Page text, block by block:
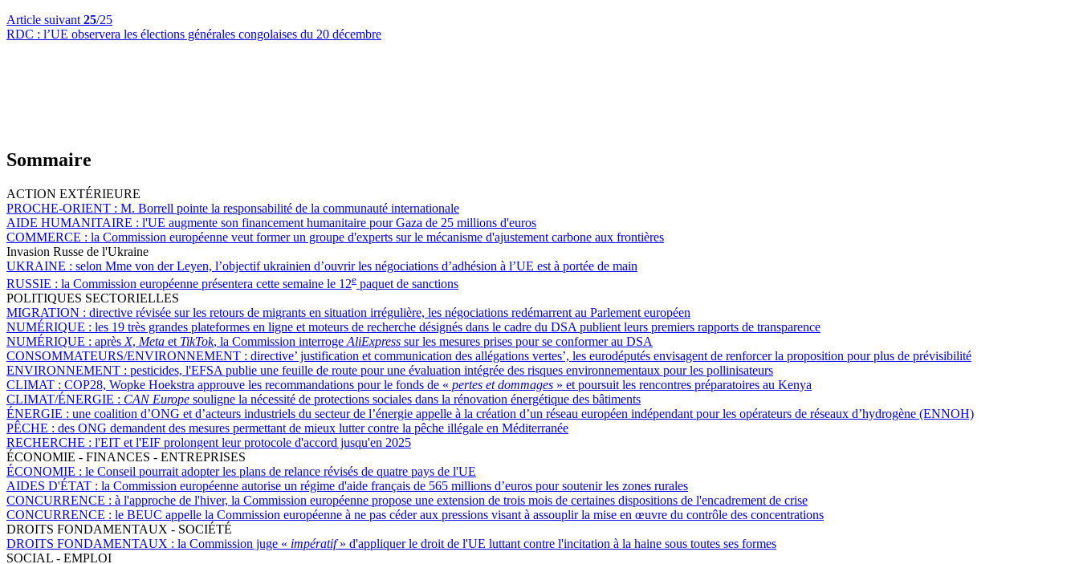
Article suivant 25/25
RDC : l’UE observera les élections générales congolaises du 20 décembre
Sommaire
ACTION EXTÉRIEURE
PROCHE-ORIENT : M. Borrell pointe la responsabilité de la communauté internationale
AIDE HUMANITAIRE : l'UE augmente son financement humanitaire pour Gaza de 25 millions d'euros
COMMERCE : la Commission européenne veut former un groupe d'experts sur le mécanisme d'ajustement carbone aux frontières
Invasion Russe de l'Ukraine
UKRAINE : selon Mme von der Leyen, l’objectif ukrainien d’ouvrir les négociations d’adhésion à l’UE est à portée de main
RUSSIE : la Commission européenne présentera cette semaine le 12e paquet de sanctions
POLITIQUES SECTORIELLES
MIGRATION : directive révisée sur les retours de migrants en situation irrégulière, les négociations redémarrent au Parlement européen
NUMÉRIQUE : les 19 très grandes plateformes en ligne et moteurs de recherche désignés dans le cadre du DSA publient leurs premiers rapports de transparence
NUMÉRIQUE : après X, Meta et TikTok, la Commission interroge AliExpress sur les mesures prises pour se conformer au DSA
CONSOMMATEURS/ENVIRONNEMENT : directive’ justification et communication des allégations vertes’, les eurodéputés envisagent de renforcer la proposition pour plus de prévisibilité
ENVIRONNEMENT : pesticides, l'EFSA publie une feuille de route pour une évaluation intégrée des risques environnementaux pour les pollinisateurs
CLIMAT : COP28, Wopke Hoekstra approuve les recommandations pour le fonds de « pertes et dommages » et poursuit les rencontres préparatoires au Kenya
CLIMAT/ÉNERGIE : CAN Europe souligne la nécessité de protections sociales dans la rénovation énergétique des bâtiments
ÉNERGIE : une coalition d’ONG et d’acteurs industriels du secteur de l’énergie appelle à la création d’un réseau européen indépendant pour les opérateurs de réseaux d’hydrogène (ENNOH)
PÊCHE : des ONG demandent des mesures permettant de mieux lutter contre la pêche illégale en Méditerranée
RECHERCHE : l'EIT et l'EIF prolongent leur protocole d'accord jusqu'en 2025
ÉCONOMIE - FINANCES - ENTREPRISES
ÉCONOMIE : le Conseil pourrait adopter les plans de relance révisés de quatre pays de l'UE
AIDES D'ÉTAT : la Commission européenne autorise un régime d'aide français de 565 millions d’euros pour soutenir les zones rurales
CONCURRENCE : à l'approche de l'hiver, la Commission européenne propose une extension de trois mois de certaines dispositions de l'encadrement de crise
CONCURRENCE : le BEUC appelle la Commission européenne à ne pas céder aux pressions visant à assouplir la mise en œuvre du contrôle des concentrations
DROITS FONDAMENTAUX - SOCIÉTÉ
DROITS FONDAMENTAUX : la Commission juge « impératif» d'appliquer le droit de l'UE luttant contre l'incitation à la haine sous toutes ses formes
SOCIAL - EMPLOI